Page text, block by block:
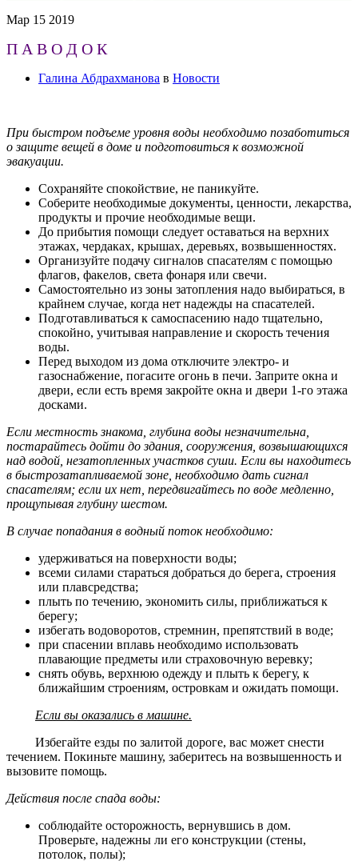
Мар 15 2019
П А В О Д О К
Галина Абдрахманова в Новости
При быстром подъеме уровня воды необходимо позаботиться
о защите вещей в доме и подготовиться к возможной
эвакуации.
Сохраняйте спокойствие, не паникуйте.
Соберите необходимые документы, ценности, лекарства,
продукты и прочие необходимые вещи.
До прибытия помощи следует оставаться на верхних
этажах, чердаках, крышах, деревьях, возвышенностях.
Организуйте подачу сигналов спасателям с помощью
флагов, факелов, света фонаря или свечи.
Самостоятельно из зоны затопления надо выбираться, в
крайнем случае, когда нет надежды на спасателей.
Подготавливаться к самоспасению надо тщательно,
спокойно, учитывая направление и скорость течения
воды.
Перед выходом из дома отключите электро- и
газоснабжение, погасите огонь в печи. Заприте окна и
двери, если есть время закройте окна и двери 1-го этажа
досками.
Если местность знакома, глубина воды незначительна,
постарайтесь дойти до здания, сооружения, возвышающихся
над водой, незатопленных участков суши. Если вы находитесь
в быстрозатапливаемой зоне, необходимо дать сигнал
спасателям; если их нет, передвигайтесь по воде медленно,
прощупывая глубину шестом.
В случае попадания в водный поток необходимо:
удерживаться на поверхности воды;
всеми силами стараться добраться до берега, строения
или плавсредства;
плыть по течению, экономить силы, приближаться к
берегу;
избегать водоворотов, стремнин, препятствий в воде;
при спасении вплавь необходимо использовать
плавающие предметы или страховочную веревку;
снять обувь, верхнюю одежду и плыть к берегу, к
ближайшим строениям, островкам и ожидать помощи.
Если вы оказались в машине.
Избегайте езды по залитой дороге, вас может снести
течением. Покиньте машину, заберитесь на возвышенность и
вызовите помощь.
Действия после спада воды:
соблюдайте осторожность, вернувшись в дом.
Проверьте, надежны ли его конструкции (стены,
потолок, полы);